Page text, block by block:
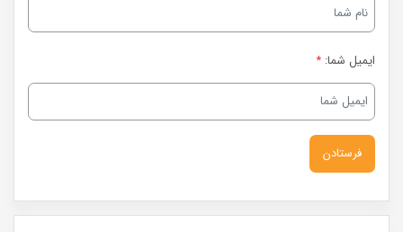
ایمیل شما: *